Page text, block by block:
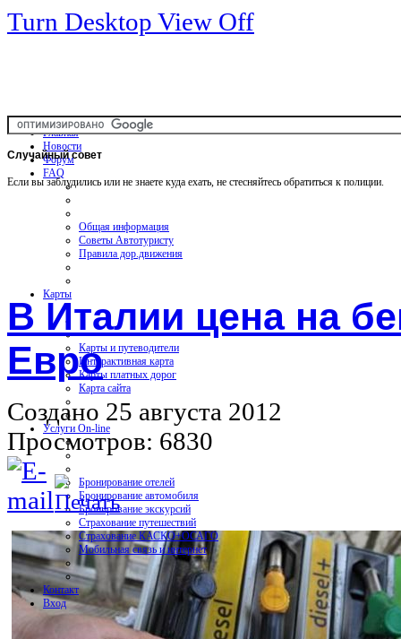
Turn Desktop View Off
Главная
Новости
Форум
FAQ
Общая информация
Советы Автотуристу
Правила дор.движения
Карты
Карты и путеводители
Интерактивная карта
Карты платных дорог
Карта сайта
Услуги On-line
Бронирование отелей
Бронирование автомобиля
Бронирование экскурсий
Страхование путешествий
Страхование КАСКО+ОСАГО
Мобильная связь и интернет
Контакт
Вход
Случайныйсовет
Если вы заблудились или не знаете куда ехать, не стесняйтесь обратиться к полиции.
В Италии цена на
Евро
Создано 25 августа 2012
Просмотров: 6830